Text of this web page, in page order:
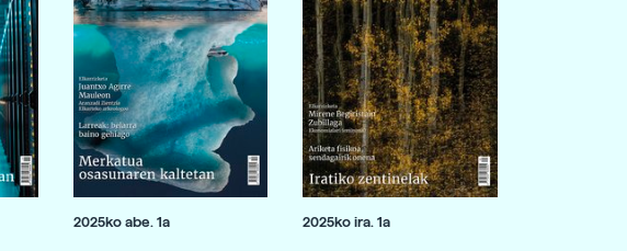
2025ko abe. 1a 2025ko ira. 1a